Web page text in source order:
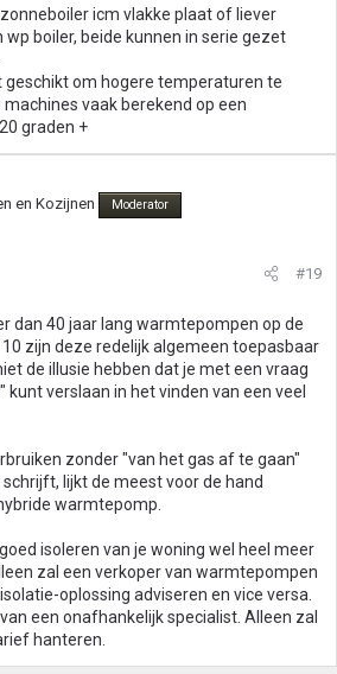
icm vlakke plaat of liever
boiler, beide kunnen in serie gezet
geschikt om hogere temperaturen te
vaak berekend op een
graden +
en Kozijnen Moderator
#19
dan 40 jaar lang warmtepompen op de
zijn deze redelijk algemeen toepasbaar
de illusie hebben dat je met een vraag
verslaan in het vinden van een veel
zonder "van het gas af te gaan"
lijkt de meest voor de hand
warmtepomp.
isoleren van je woning wel heel meer
zal een verkoper van warmtepompen
oplossing adviseren en vice versa.
een onafhankelijk specialist. Alleen zal
hanteren.